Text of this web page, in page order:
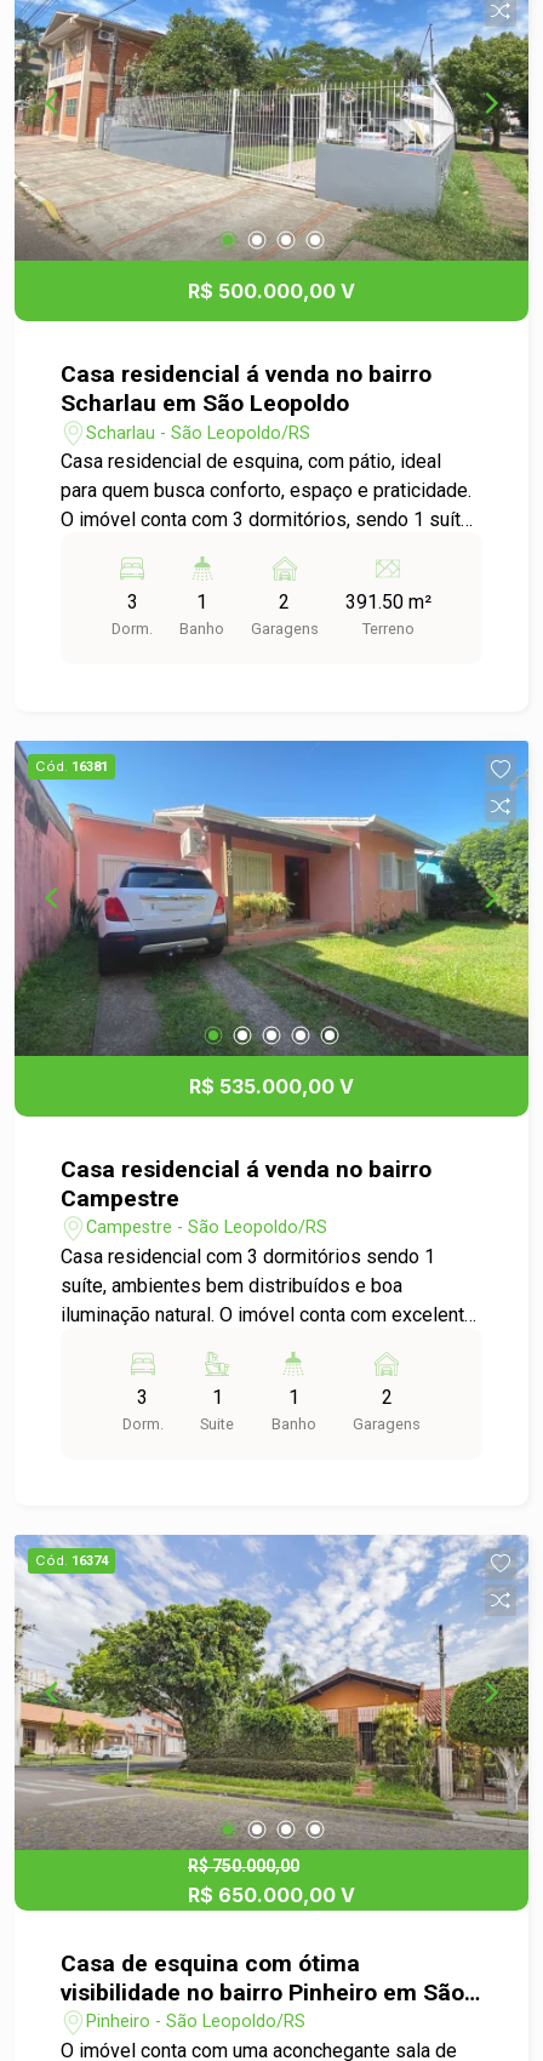
casa possui sistema de energia solar com 14
placas garantindo economia e sustentabilidade.
Localizada em região privilegiada, próxima a
mercados, escolas, creches, farmácias, bancos,
academias, restaurantes e variado comércio,
proporcionando praticidade e qualidade de vida
no dia a dia.
R$ 500.000,00 V
Casa residencial á venda no bairro
Scharlau em São Leopoldo
Scharlau - São Leopoldo/RS
Casa residencial de esquina, com pátio, ideal
para quem busca conforto, espaço e praticidade.
O imóvel conta com 3 dormitórios, sendo 1 suíte,
funcionalidade e aconchego para toda a família. O
pátio oferece espaço para lazer, pets, jardim ou
até mesmo futuras ampliações. Localização
Uma ótima opção para morar bem, com
tranquilidade e praticidade! Entre em contato para
mais informações e agende sua visita.
3
Dorm.
1
Banho
2
Garagens
391.50 m²
Terreno
Cód. 16381
R$ 535.000,00 V
Casa residencial á venda no bairro
Campestre
Campestre - São Leopoldo/RS
Casa residencial com 3 dormitórios sendo 1
suíte, ambientes bem distribuídos e boa
iluminação natural. O imóvel conta com excelente
livre, seja para momentos em família, pets,
futuras ampliações ou até mesmo uma área de
lazer personalizada. Localizada na Avenida
Entre em contato e agende sua visita! Essa pode
ser a casa que você estava procurando
3
Dorm.
1
Suite
1
Banho
2
Garagens
Cód. 16374
R$ 750.000,00
R$ 650.000,00 V
Casa de esquina com ótima
visibilidade no bairro Pinheiro em São
Leopoldo
Pinheiro - São Leopoldo/RS
O imóvel conta com uma aconchegante sala de